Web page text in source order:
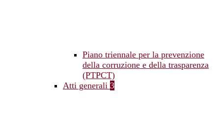
Piano triennale per la prevenzione
della corruzione e della trasparenza
(PTPCT)
Atti generali 3